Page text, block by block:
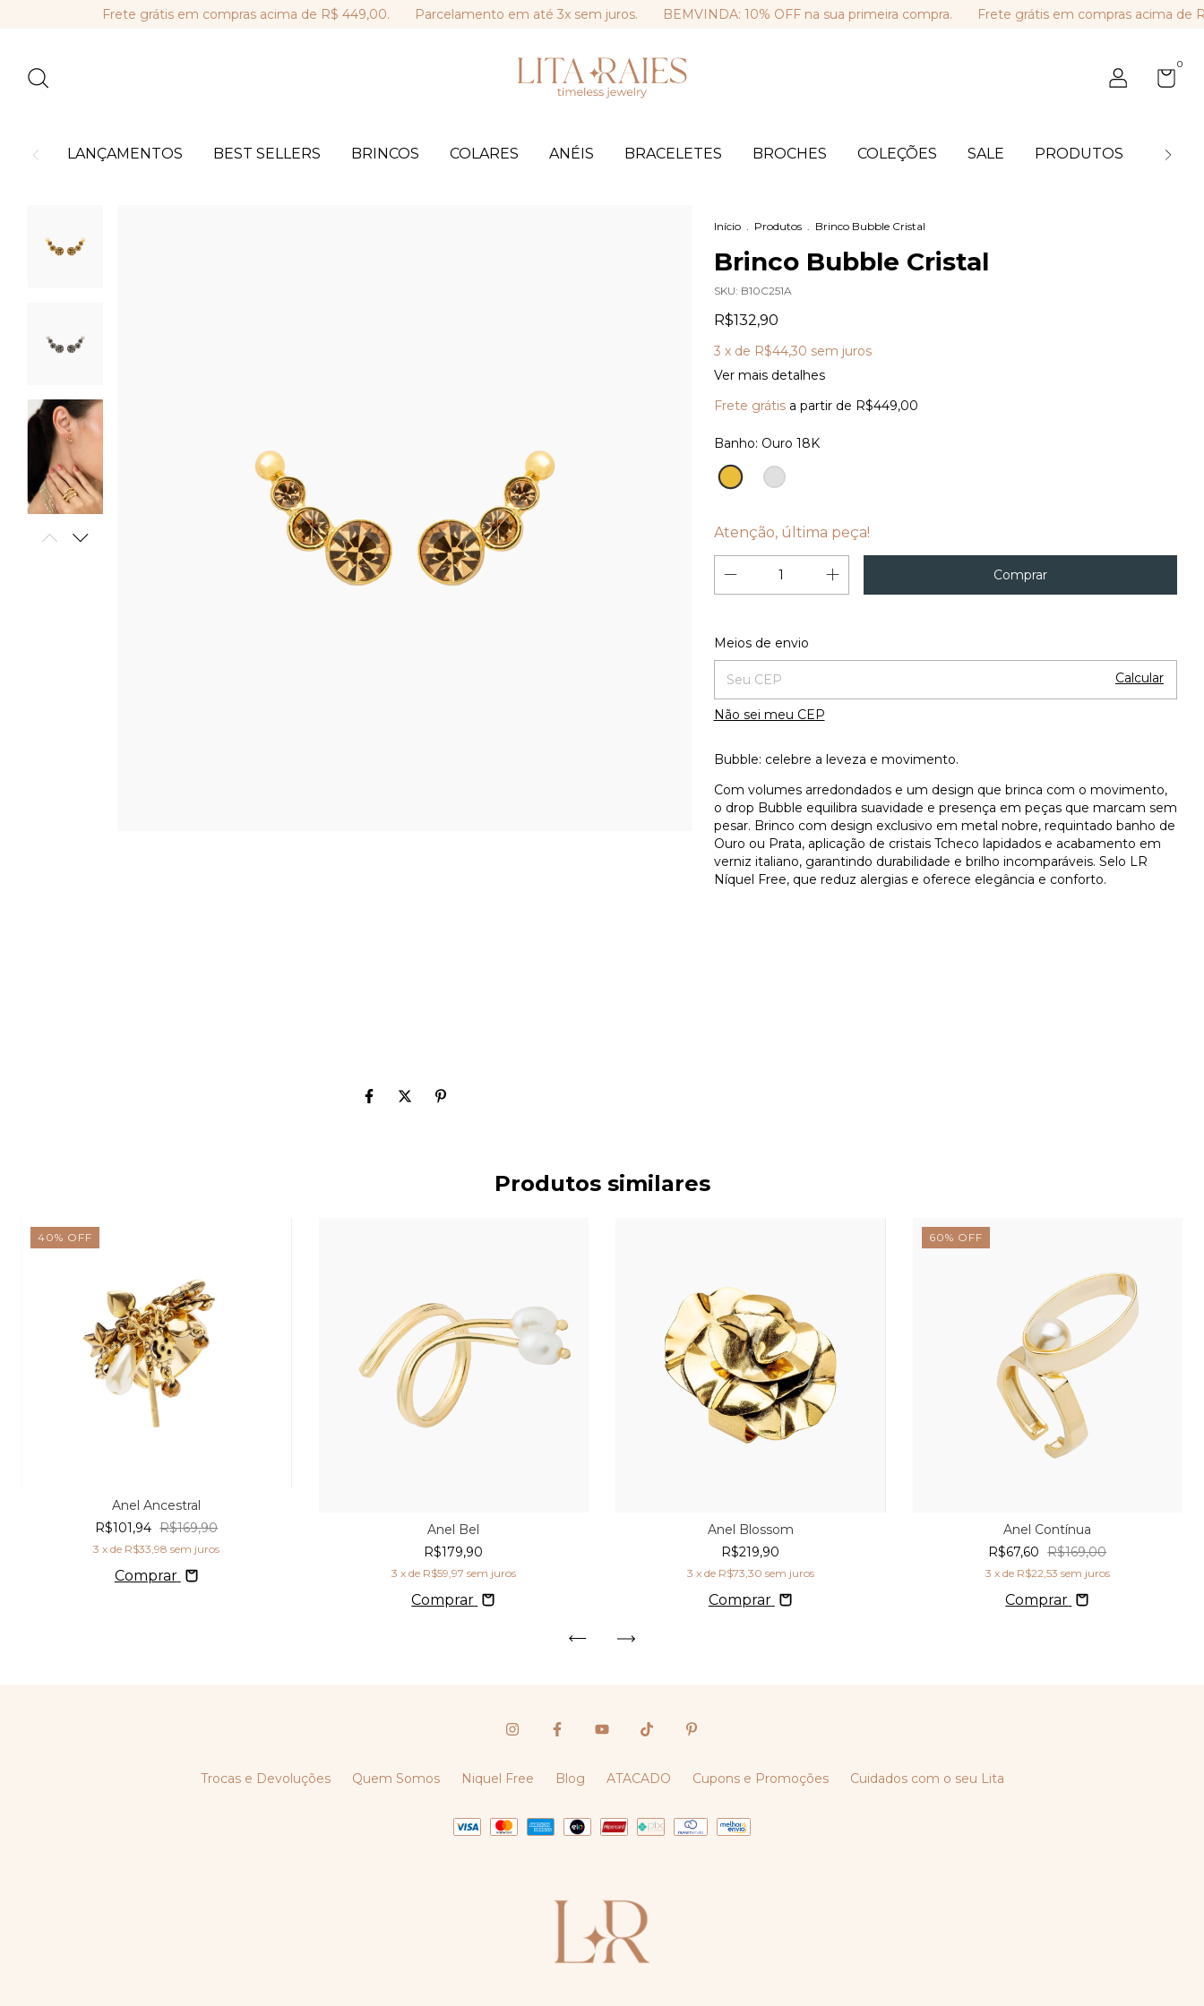
Frete grátis em compras acima de R$ 449,00. Parcelamento em até 3x sem juros. BEMVINDA: 10% OFF na sua primeira compra. Frete grátis em compras acima de R$
0
LANÇAMENTOS BEST SELLERS BRINCOS COLARES ANÉIS BRACELETES BROCHES COLEÇÕES SALE PRODUTOS BLOG
Início . Produtos . Brinco Bubble Cristal
Brinco Bubble Cristal
SKU: B10C251A
R$132,90
3 x de R$44,30 sem juros
Ver mais detalhes
Frete grátis a partir de R$449,00
Banho: Ouro 18K
Ouro
18K
Prata
Atenção, última peça!
Entregas para o CEP:
Meios de envio
Calcular
Não sei meu CEP
Bubble: celebre a leveza e movimento.
Com volumes arredondados e um design que brinca com o movimento,
o drop Bubble equilibra suavidade e presença em peças que marcam sem
pesar. Brinco com design exclusivo em metal nobre, requintado banho de
Ouro ou Prata, aplicação de cristais Tcheco lapidados e acabamento em
verniz italiano, garantindo durabilidade e brilho incomparáveis. Selo LR
Níquel Free, que reduz alergias e oferece elegância e conforto.
Produtos similares
40% OFF
Anel Ancestral
R$101,94 R$169,90
3 x de R$33,98 sem juros
Comprar
Anel Bel
R$179,90
3 x de R$59,97 sem juros
Comprar
Anel Blossom
R$219,90
3 x de R$73,30 sem juros
Comprar
60% OFF
Anel Contínua
R$67,60 R$169,00
3 x de R$22,53 sem juros
Comprar
Trocas e Devoluções Quem Somos Niquel Free Blog ATACADO Cupons e Promoções Cuidados com o seu Lita